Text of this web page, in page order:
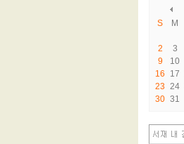
S
M
2
3
9
10
16
17
23 24
30 31